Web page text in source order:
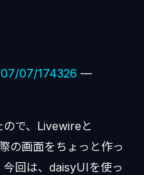
07/174326 —
で、Livewireと
の画面をちょっと作っ
回は、daisyUIを使っ